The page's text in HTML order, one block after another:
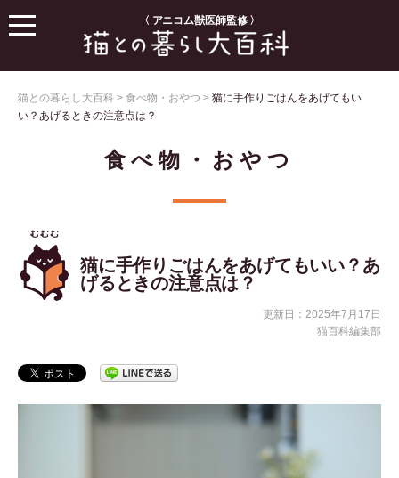
〈 アニコム獣医師監修 〉
猫との暮らし大百科 > 食べ物・おやつ > 猫に手作りごはんをあげてもい
い？あげるときの注意点は？
食べ物・おやつ
猫に手作りごはんをあげてもいい？あ
げるときの注意点は？
更新日：2025年7月17日
猫百科編集部